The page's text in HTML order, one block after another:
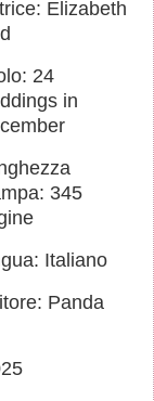
Elizabeth
24
in
345
Italiano
Panda